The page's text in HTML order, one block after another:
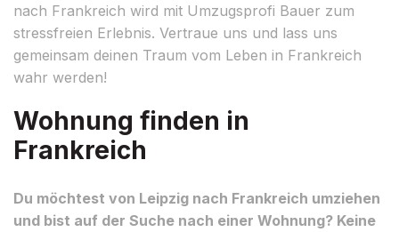
nach Frankreich wird mit Umzugsprofi Bauer zum
stressfreien Erlebnis. Vertraue uns und lass uns
gemeinsam deinen Traum vom Leben in Frankreich
wahr werden!
Wohnung finden in
Frankreich
Du möchtest von Leipzig nach Frankreich umziehen
und bist auf der Suche nach einer Wohnung? Keine